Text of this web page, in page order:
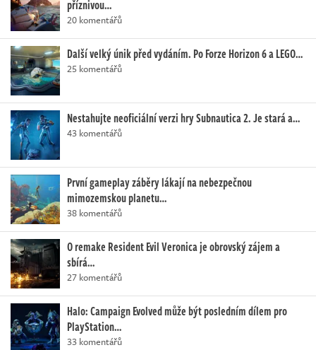
příznivou…
20 komentářů
Další velký únik před vydáním. Po Forze Horizon 6 a LEGO…
25 komentářů
Nestahujte neoficiální verzi hry Subnautica 2. Je stará a…
43 komentářů
První gameplay záběry lákají na nebezpečnou
mimozemskou planetu…
38 komentářů
O remake Resident Evil Veronica je obrovský zájem a
sbírá…
27 komentářů
Halo: Campaign Evolved může být posledním dílem pro
PlayStation…
33 komentářů